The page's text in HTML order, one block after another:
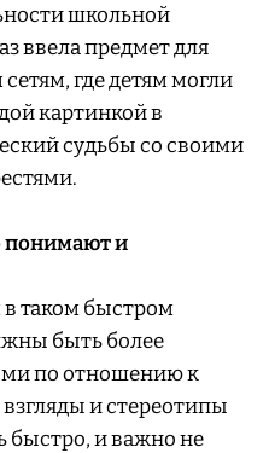
школьной
ввела предмет для
где детям могли
картинкой в
судьбы со своими
понимают и
таком быстром
быть более
по отношению к
и стереотипы
быстро, и важно не